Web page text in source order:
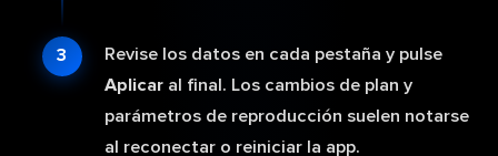
Revise los datos en cada pestaña y pulse
Aplicaral final. Los cambios de plan y
parámetros de reproducción suelen notarse
al reconectar o reiniciar la app.